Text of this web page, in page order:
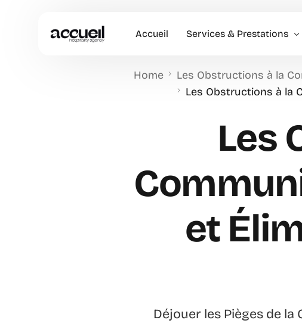
Accueil Services & Prestations
Hôtesses d’accueil
Animation Commerciale
Home Les Obstructions à la
Les Obstructions à la
Les
et
Déjouer les Pièges de la